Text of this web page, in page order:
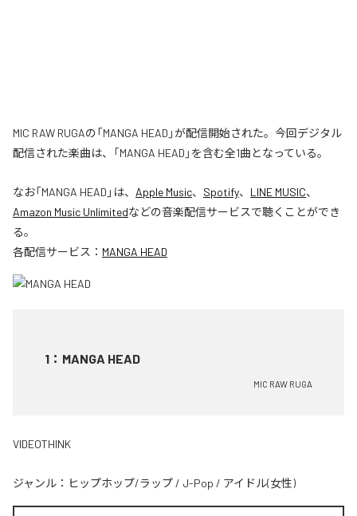
MIC RAW RUGAの「MANGA HEAD」が配信開始された。今回デジタル
配信された楽曲は、「MANGA HEAD」を含む全1曲となっている。
なお「MANGA HEAD 」は、 Apple Music、 Spotify、 LINE MUSIC、
Amazon Music Unlimitedなどの音楽配信サービスで聴くことができ
る。
各配信サービス： MANGA HEAD
1 ： MANGA HEAD
MIC RAW RUGA
VIDEOTHINK
ジャンル： ヒップホップ/ラップ / J-Pop / アイドル(女性)